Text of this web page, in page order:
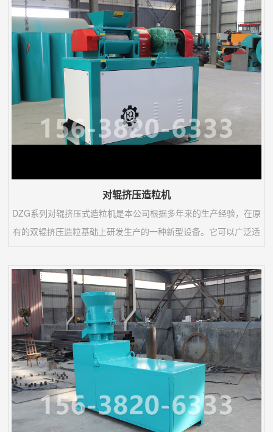
对辊挤压造粒机
DZG系列对辊挤压式造粒机是本公司根据多年来的生产经验，在原
有的双辊挤压造粒基础上研发生产的一种新型设备。它可以广泛适
粒，生产加工。1.本机采用无干燥工艺生产，常温造粒，一次成
型。具有投资少，经济效益好等特点。2、本机结构采用制粒、成
型、筛分为一体，使其具有外形美观，操作简单，能耗低等特点。
主要零部件如辊体采用了具有防腐、耐磨、抗冲击特...